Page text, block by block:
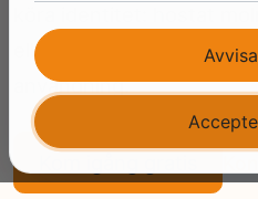
eller en uppskattning
användning.